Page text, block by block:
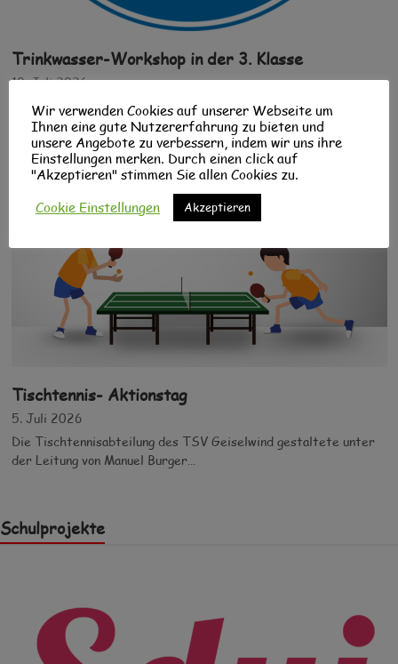
Trinkwasser-Workshop in der 3. Klasse
10. Juli 2026
Am Dienstag, 7.7.2026 fand in der dritten Klasse der Drei-
Franken-Grundschule ein Workshop…
Tischtennis- Aktionstag
5. Juli 2026
Die Tischtennisabteilung des TSV Geiselwind gestaltete unter
der Leitung von Manuel Burger…
Schulprojekte
Wir verwenden Cookies auf unserer Webseite um
Ihnen eine gute Nutzererfahrung zu bieten und
unsere Angebote zu verbessern, indem wir uns ihre
Einstellungen merken. Durch einen click auf
"Akzeptieren" stimmen Sie allen Cookies zu.
Cookie Einstellungen
Akzeptieren